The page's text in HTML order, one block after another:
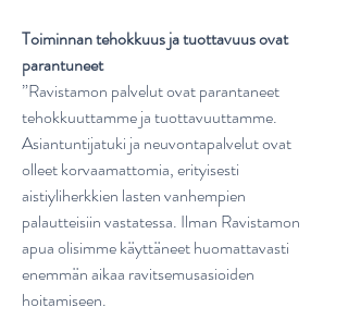
Toiminnan tehokkuus ja tuottavuus ovat
parantuneet
”Ravistamon palvelut ovat parantaneet
tehokkuuttamme ja tuottavuuttamme.
Asiantuntijatuki ja neuvontapalvelut ovat
olleet korvaamattomia, erityisesti
aistiyliherkkien lasten vanhempien
palautteisiin vastatessa. Ilman Ravistamon
apua olisimme käyttäneet huomattavasti
enemmän aikaa ravitsemusasioiden
hoitamiseen.